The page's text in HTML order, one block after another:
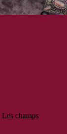
Les champs